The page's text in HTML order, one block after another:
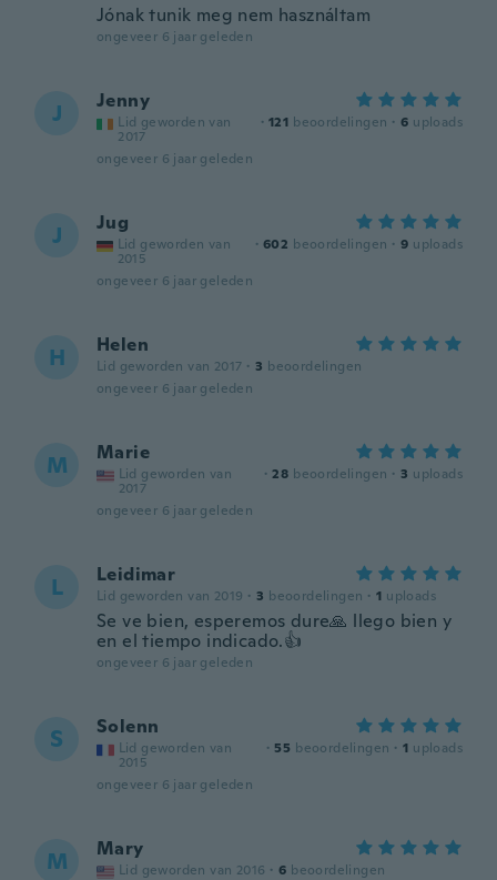
Jónak tunik meg nem használtam
ongeveer 6 jaar geleden
J Jenny
Lid geworden van
2017
· 121 beoordelingen · 6 uploads
ongeveer 6 jaar geleden
J Jug
Lid geworden van
2015
· 602 beoordelingen · 9 uploads
ongeveer 6 jaar geleden
H Helen
Lid geworden van 2017 · 3 beoordelingen
ongeveer 6 jaar geleden
M Marie
Lid geworden van
2017
· 28 beoordelingen · 3 uploads
ongeveer 6 jaar geleden
L Leidimar
Lid geworden van 2019 · 3 beoordelingen · 1 uploads
Se ve bien, esperemos dure🙏 llego bien y
en el tiempo indicado.👍
ongeveer 6 jaar geleden
S Solenn
Lid geworden van
2015
· 55 beoordelingen · 1 uploads
ongeveer 6 jaar geleden
M Mary
Lid geworden van 2016 · 6 beoordelingen